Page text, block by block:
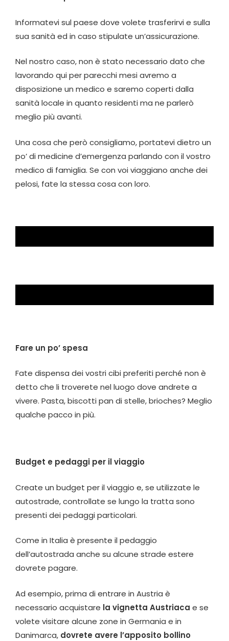
Informatevi sul paese dove volete trasferirvi e sulla
sua sanità ed in caso stipulate un’assicurazione.
Nel nostro caso, non è stato necessario dato che
lavorando qui per parecchi mesi avremo a
disposizione un medico e saremo coperti dalla
sanità locale in quanto residenti ma ne parlerò
meglio più avanti.
Una cosa che però consigliamo, portatevi dietro un
po’ di medicine d’emergenza parlando con il vostro
medico di famiglia. Se con voi viaggiano anche dei
pelosi, fate la stessa cosa con loro.
Fare un po’ spesa
Fate dispensa dei vostri cibi preferiti perché non è
detto che li troverete nel luogo dove andrete a
vivere. Pasta, biscotti pan di stelle, brioches? Meglio
qualche pacco in più.
Budget e pedaggi per il viaggio
Create un budget per il viaggio e, se utilizzate le
autostrade, controllate se lungo la tratta sono
presenti dei pedaggi particolari.
Come in Italia è presente il pedaggio
dell’autostrada anche su alcune strade estere
dovrete pagare.
Ad esempio, prima di entrare in Austria è
necessario acquistare la vignetta Austriaca e se
volete visitare alcune zone in Germania e in
Danimarca, dovrete avere l’apposito bollino